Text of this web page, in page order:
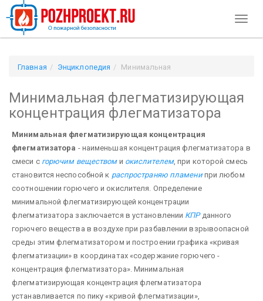
Главная Энциклопедия
Минимальная
Минимальная флегматизирующая
концентрация флегматизатора
Минимальная флегматизирующая концентрация
флегматизатора - наи­меньшая концентрация флегматизатора в
смеси с горючим веществоми окислителем, при которой смесь
становится неспособной к распространяю пламенипри любом
соотношении горючего и окисли­теля. Определение
минимальной флегматизирующей концентрации
флегматизатора заключается в установлении КПРданного
горючего вещества в воздухе при разбавлении взрывоопасной
среды этим флегматизатором и построении графика «кривая
флегматизации» в координатах «содержание горючего -
концентрация флегматизатора». Минимальная
флегматизирующая концентрация флегматизатора
устанавлива­ется по пику «кривой флегматизации»,